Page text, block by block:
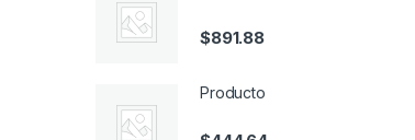
$891.88
Producto